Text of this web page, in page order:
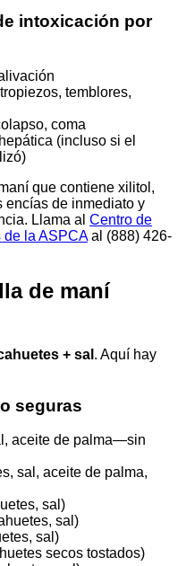
intoxicación por
temblores,
coma
(incluso si el
que contiene xilitol,
encías de inmediato y
Llama al Centro de
de la ASPCAal (888) 426-
de maní
+ sal . Aquí hay
seguras
aceite de palma—sin
sal, aceite de palma,
sal)
sal)
sal)
secos tostados)